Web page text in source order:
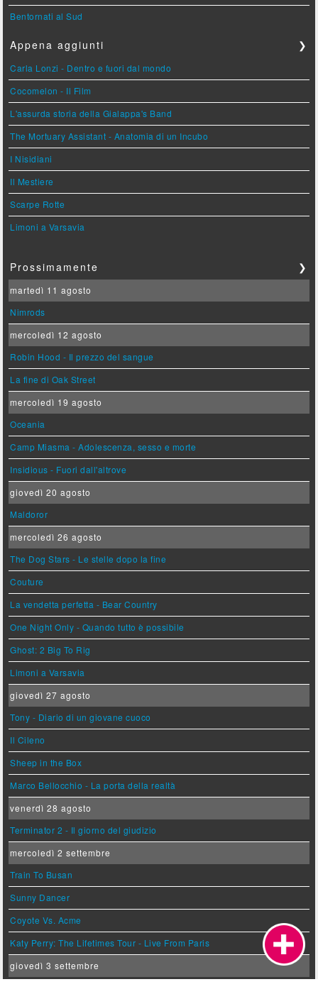
Bentornati al Sud
Appena aggiunti ❯
Carla Lonzi - Dentro e fuori dal mondo
Cocomelon - Il Film
L'assurda storia della Gialappa's Band
The Mortuary Assistant - Anatomia di un Incubo
I Nisidiani
Il Mestiere
Scarpe Rotte
Limoni a Varsavia
Prossimamente ❯
martedì 11 agosto
Nimrods
mercoledì 12 agosto
Robin Hood - Il prezzo del sangue
La fine di Oak Street
mercoledì 19 agosto
Oceania
Camp Miasma - Adolescenza, sesso e morte
Insidious - Fuori dall'altrove
giovedì 20 agosto
Maldoror
mercoledì 26 agosto
The Dog Stars - Le stelle dopo la fine
Couture
La vendetta perfetta - Bear Country
One Night Only - Quando tutto è possibile
Ghost: 2 Big To Rig
Limoni a Varsavia
giovedì 27 agosto
Tony - Diario di un giovane cuoco
Il Cileno
Sheep in the Box
Marco Bellocchio - La porta della realtà
venerdì 28 agosto
Terminator 2 - Il giorno del giudizio
mercoledì 2 settembre
Train To Busan
Sunny Dancer
Coyote Vs. Acme
Katy Perry: The Lifetimes Tour - Live From Paris
giovedì 3 settembre